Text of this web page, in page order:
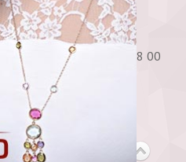
13 - STODŮLKY 158 00
35 - Praha 1